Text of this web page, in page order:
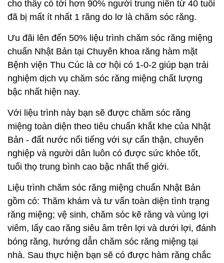
cho thấy có tới hơn 90% người trung niên từ 40 tuổi
đã bị mất ít nhất 1 răng do lơ là chăm sóc răng.
Ưu đãi lên đến 50% liệu trình chăm sóc răng miệng
chuẩn Nhật Bản tại Chuyên khoa răng hàm mặt
Bệnh viện Thu Cúc là cơ hội có 1-0-2 giúp bạn trải
nghiệm dịch vụ chăm sóc răng miệng chất lượng
bậc nhất hiện nay.
Với liệu trình này bạn sẽ được chăm sóc răng
miệng toàn diện theo tiêu chuẩn khắt khe của Nhật
Bản - đất nước nổi tiếng với sự cẩn thận, chuyên
nghiệp và người dân luôn có được sức khỏe tốt,
tuổi thọ trung bình cao bậc nhất thế giới.
Liệu trình chăm sóc răng miệng chuẩn Nhật Bản
gồm có: Thăm khám và tư vấn toàn diện tình trạng
răng miệng; vệ sinh, chăm sóc kẽ răng và vùng lợi
viêm, lấy cao răng siêu âm trên lợi và dưới lợi, đánh
bóng răng, hướng dẫn chăm sóc răng miệng tại
nhà. Sau thực hiện bạn sẽ có được hàm răng chắc